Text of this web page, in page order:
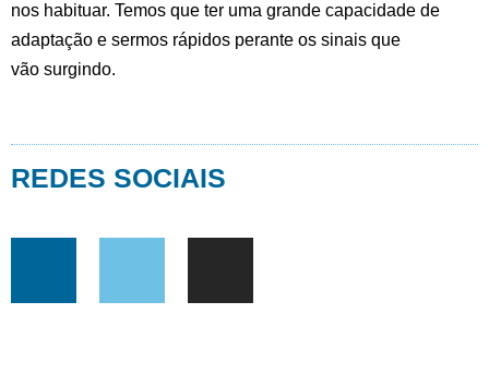
nos habituar. Temos que ter uma grande capacidade de
adaptação e sermos rápidos perante os sinais que
vão surgindo.
REDES SOCIAIS